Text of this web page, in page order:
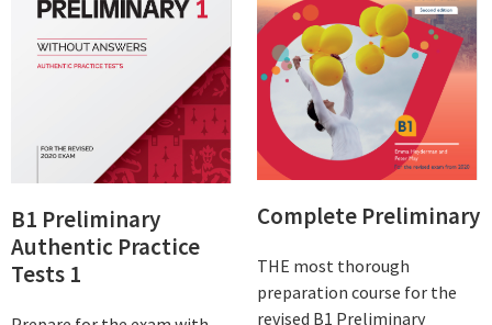
B1 Preliminary
Authentic Practice
Tests 1
Complete Preliminary
THE most thorough
preparation course for the
revised B1 Preliminary